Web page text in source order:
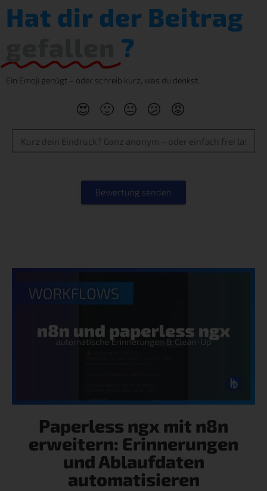
Hat dir der Beitrag
?
Ein Emoji genügt – oder schreib kurz, was du denkst.
😍 🙂 😐 😕 😡
Bewertung senden
Paperless ngx mit n8n
erweitern: Erinnerungen
und Ablaufdaten
automatisieren